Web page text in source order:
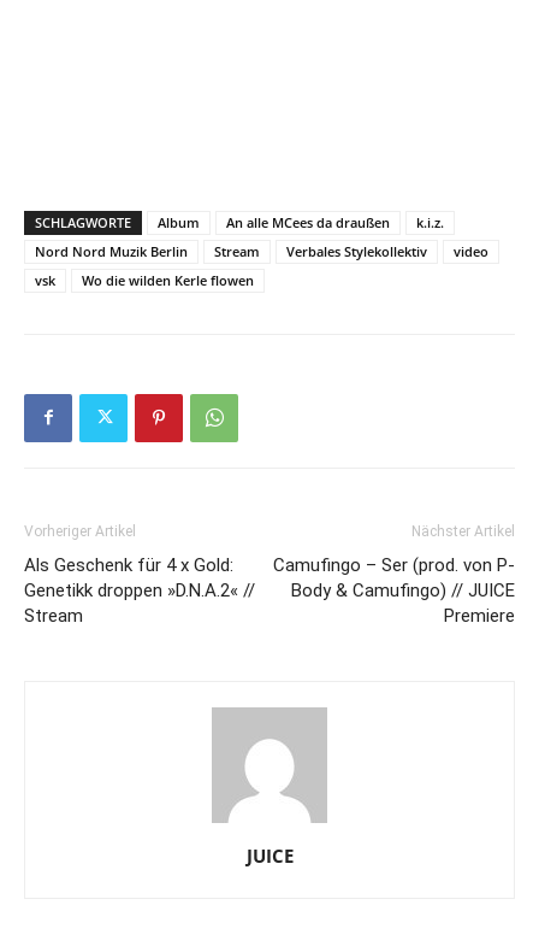
SCHLAGWORTE Album An alle MCees da draußen
k.i.z.
Nord Nord Muzik Berlin
Stream Verbales Stylekollektiv
video
vsk
Wo die wilden Kerle flowen
Vorheriger Artikel
Als Geschenk für 4 x Gold:
Genetikk droppen »D.N.A.2« //
Stream
Nächster Artikel
Camufingo – Ser (prod. von P-
Body & Camufingo) // JUICE
Premiere
JUICE